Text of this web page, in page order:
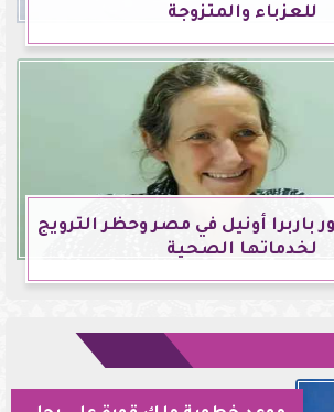
للعزباء والمتزوجة
باربرا أونيل في مصر وحظر الترويج
لخدماتها الصحية